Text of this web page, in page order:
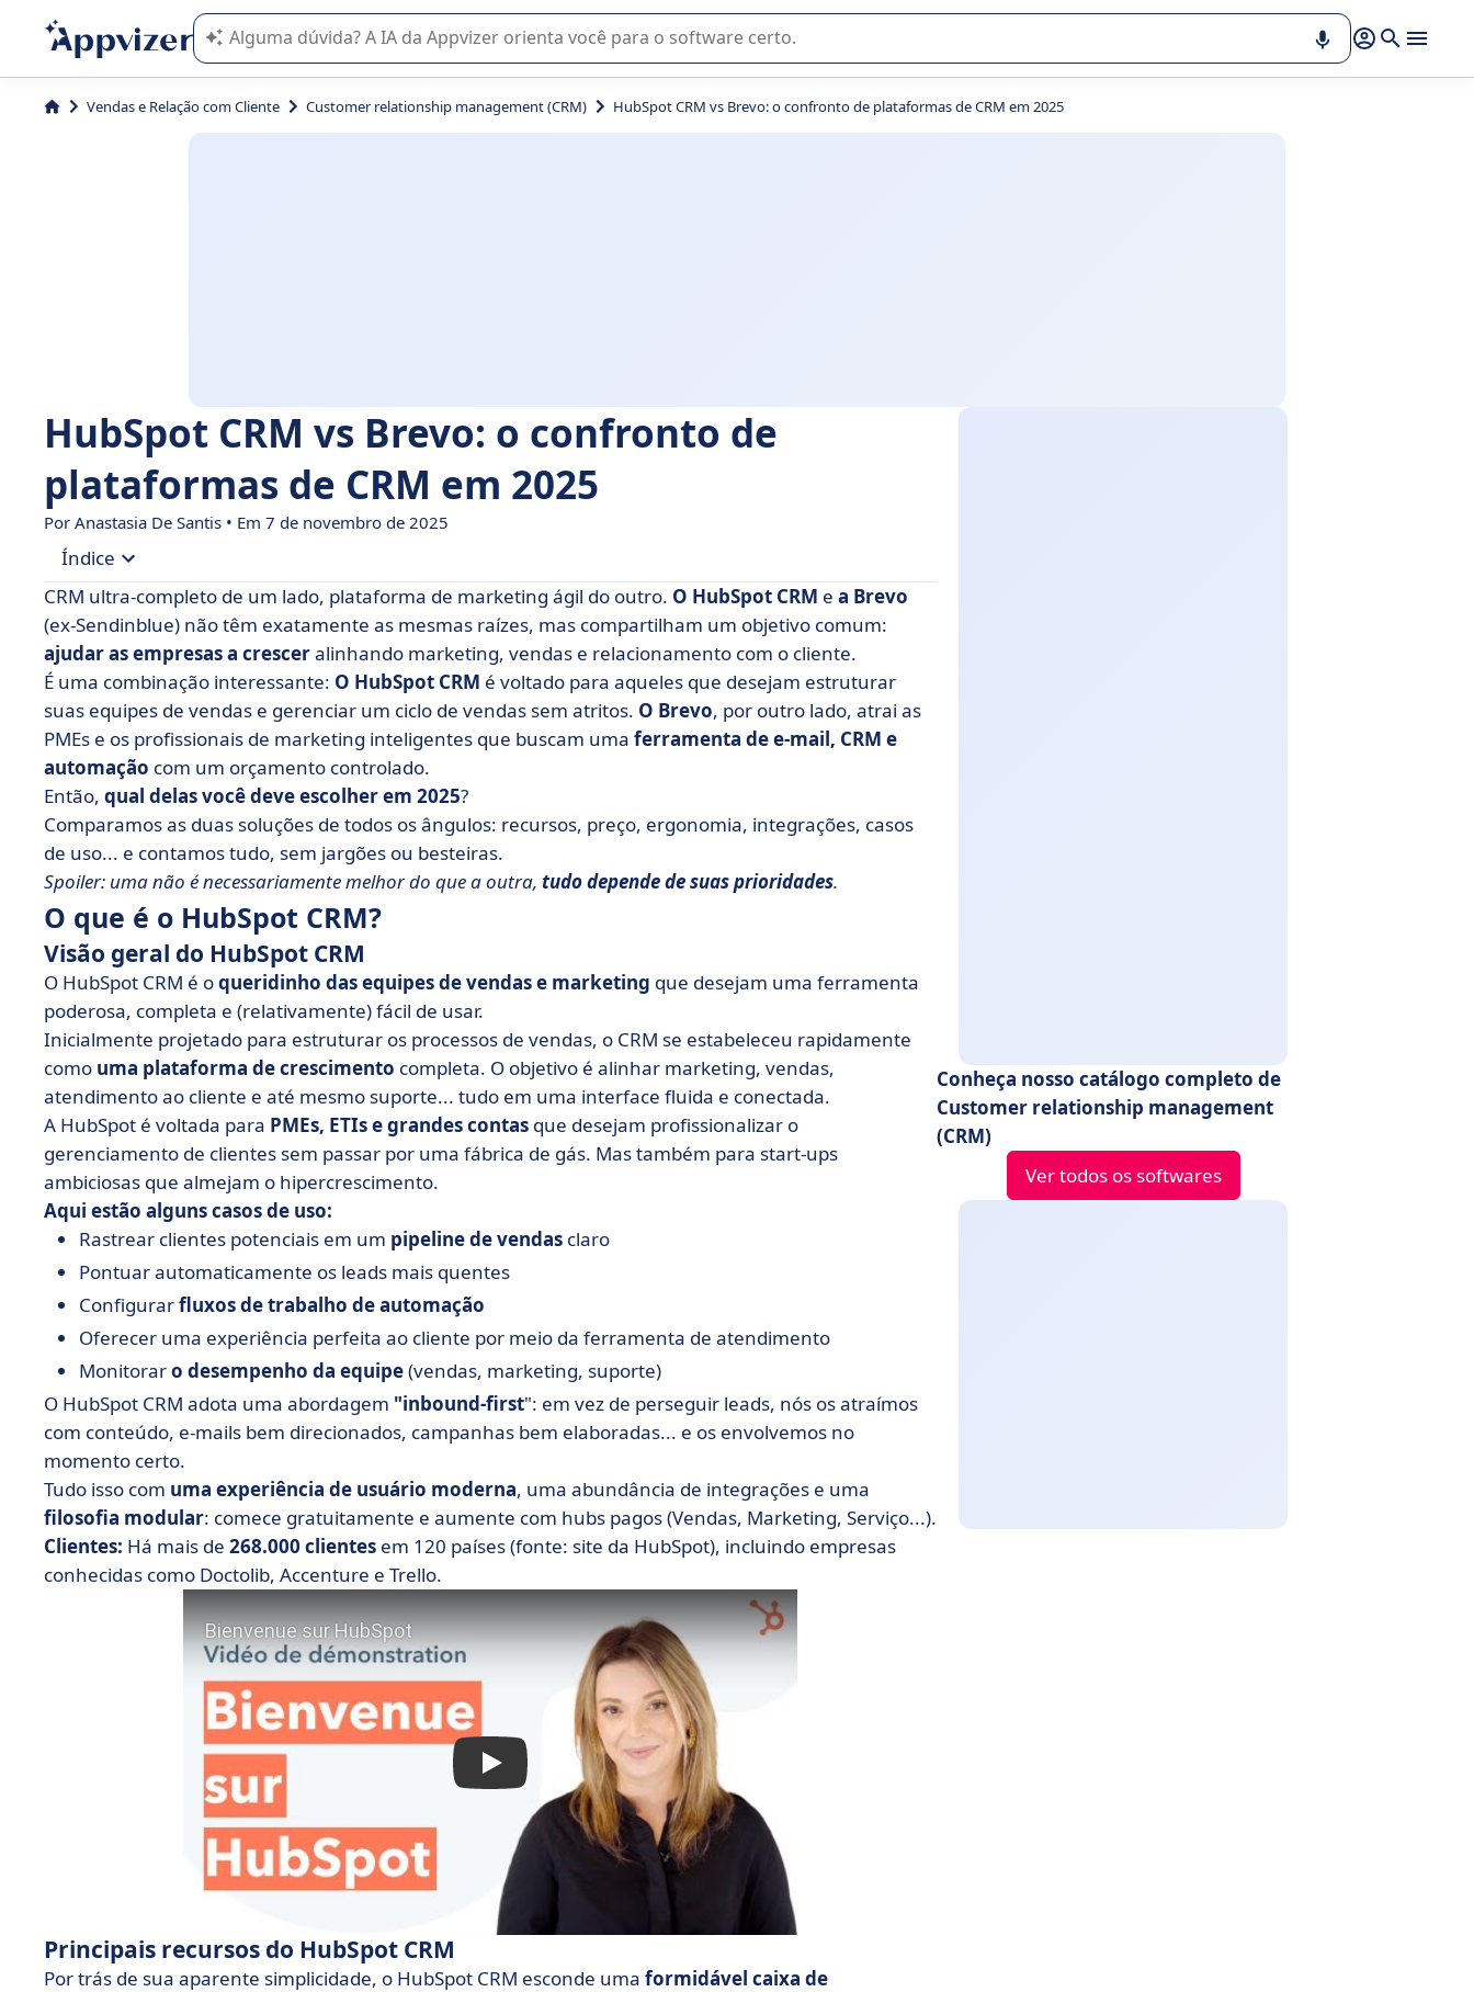
A IA do Appvizer o orienta no uso ou na seleção de software SaaS para sua empresa.
Vendas e Relação com Cliente Customer relationship management (CRM) HubSpot CRM vs Brevo: o confronto de plataformas de CRM em 2025
HubSpot CRM vs Brevo: o confronto de
plataformas de CRM em 2025
Por Anastasia De Santis • Em 7 de novembro de 2025
Índice
• O que é o HubSpot CRM?
• O que é o Brevo?
• HubSpot CRM vs Brevo: comparar recursos
• HubSpot CRM vs Brevo: compare os preços
• HubSpot CRM vs. Brevo: qual interface é mais intuitiva?
• HubSpot CRM vs Brevo: compare as integrações
• Quando você deve escolher o HubSpot CRM ou o Brevo?
• O que aprendemos com a batalha entre o HubSpot CRM e o Brevo
• Perguntas frequentes sobre o HubSpot CRM e o Brevo
CRM ultra-completo de um lado, plataforma de marketing ágil do outro. O HubSpot CRM e a Brevo
(ex-Sendinblue) não têm exatamente as mesmas raízes, mas compartilham um objetivo comum:
ajudar as empresas a cresceralinhando marketing, vendas e relacionamento com o cliente.
É uma combinação interessante: O HubSpot CRM é voltado para aqueles que desejam estruturar
suas equipes de vendas e gerenciar um ciclo de vendas sem atritos. O Brevo, por outro lado, atrai as
PMEs e os profissionais de marketing inteligentes que buscam uma ferramenta de e-mail, CRM e
automação com um orçamento controlado.
Então, qual delas você deve escolher em 2025?
Comparamos as duas soluções de todos os ângulos: recursos, preço, ergonomia, integrações, casos
de uso... e contamos tudo, sem jargões ou besteiras.
Spoiler: uma não é necessariamente melhor do que a outra, tudo depende de suas prioridades.
O que é o HubSpot CRM?
Visão geral do HubSpot CRM
O HubSpot CRM é oqueridinho das equipes de vendas e marketing que desejam uma ferramenta
poderosa, completa e (relativamente) fácil de usar.
Inicialmente projetado para estruturar os processos de vendas, o CRM se estabeleceu rapidamente
como uma plataforma de crescimento completa. O objetivo é alinhar marketing, vendas,
atendimento ao cliente e até mesmo suporte... tudo em uma interface fluida e conectada.
A HubSpot é voltada para PMEs, ETIs e grandes contas que desejam profissionalizar o
gerenciamento de clientes sem passar por uma fábrica de gás. Mas também para start-ups
ambiciosas que almejam o hipercrescimento.
Aqui estão alguns casos de uso:
Rastrear clientes potenciais em um pipeline de vendas claro
Pontuar automaticamente os leads mais quentes
Configurarfluxos de trabalho de automação
Oferecer uma experiência perfeita ao cliente por meio da ferramenta de atendimento
Monitoraro desempenho da equipe(vendas, marketing, suporte)
O HubSpot CRM adota uma abordagem "inbound-first": em vez de perseguir leads, nós os atraímos
com conteúdo, e-mails bem direcionados, campanhas bem elaboradas... e os envolvemos no
momento certo.
Tudo isso com uma experiência de usuário moderna, uma abundância de integrações e uma
filosofia modular: comece gratuitamente e aumente com hubs pagos (Vendas, Marketing, Serviço...).
Clientes: Há mais de 268.000 clientes em 120 países (fonte: site da HubSpot), incluindo empresas
conhecidas como Doctolib, Accenture e Trello.
Principais recursos do HubSpot CRM
Por trás de sua aparente simplicidade, o HubSpot CRM esconde uma formidável caixa de
Conheça nosso catálogo completo de
Customer relationship management
(CRM)
Ver todos os softwares